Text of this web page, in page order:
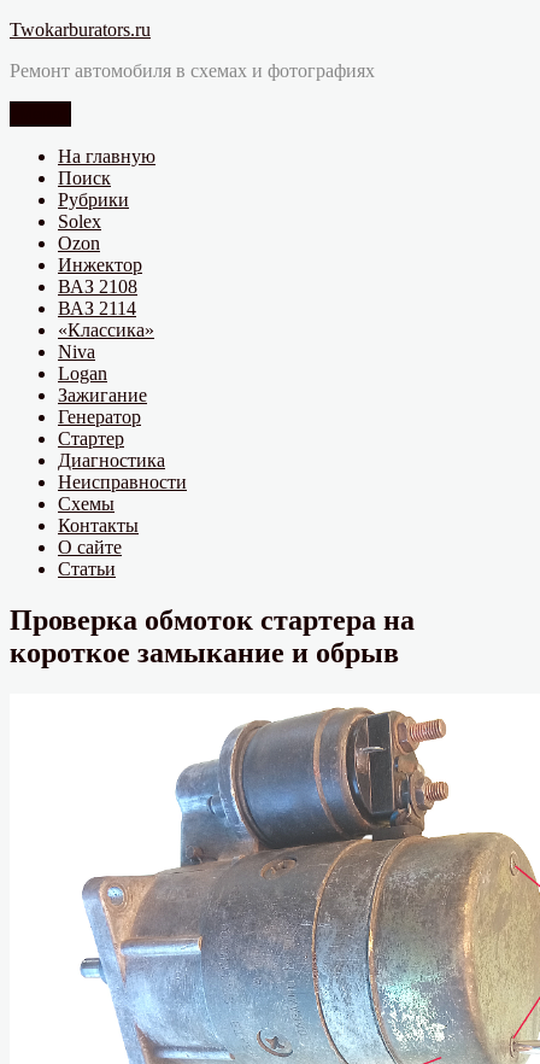
Перейти
содержимому
Twokarburators.ru
Ремонт автомобиля в схемах и фотографиях
На главную
Поиск
Рубрики
Solex
Ozon
Инжектор
ВАЗ 2108
ВАЗ 2114
«Классика»
Niva
Logan
Зажигание
Генератор
Стартер
Диагностика
Неисправности
Схемы
Контакты
О сайте
Статьи
Проверка обмоток стартера на
короткое замыкание и обрыв